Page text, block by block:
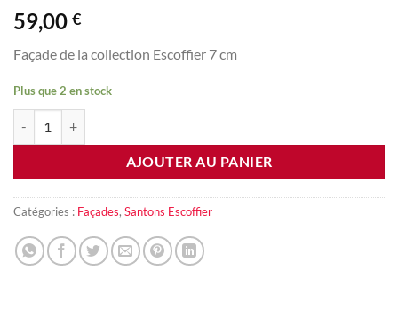
59,00 €
Façade de la collection Escoffier 7 cm
Plus que 2 en stock
AJOUTER AU PANIER
Catégories : Façades, Santons Escoffier